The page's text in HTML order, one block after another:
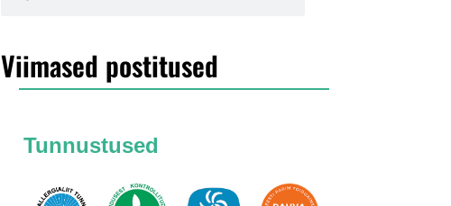
Viimased postitused
Tunnustused